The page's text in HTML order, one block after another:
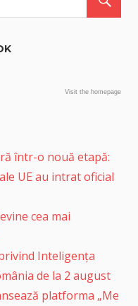
Visit the homepage
într-o nouă etapă:
UE au intrat oficial
cea mai
Inteligența
de la 2 august
platforma „Me